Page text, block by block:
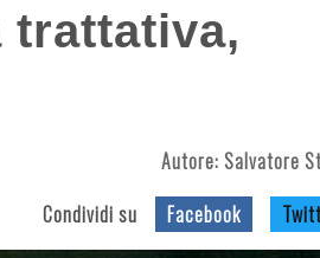
trattativa,
Autore: Salvatore
Condividi su
Facebook